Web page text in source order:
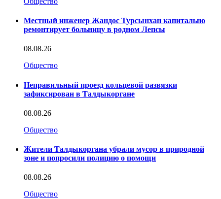
Местный инженер Жандос Турсынхан капитально
ремонтирует больницу в родном Лепсы
08.08.26
Общество
Неправильный проезд кольцевой развязки
зафиксирован в Талдыкоргане
08.08.26
Общество
Жители Талдыкоргана убрали мусор в природной
зоне и попросили полицию о помощи
08.08.26
Общество